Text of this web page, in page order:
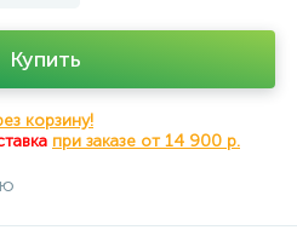
Купить
корзину!
при заказе от 14 900 р.